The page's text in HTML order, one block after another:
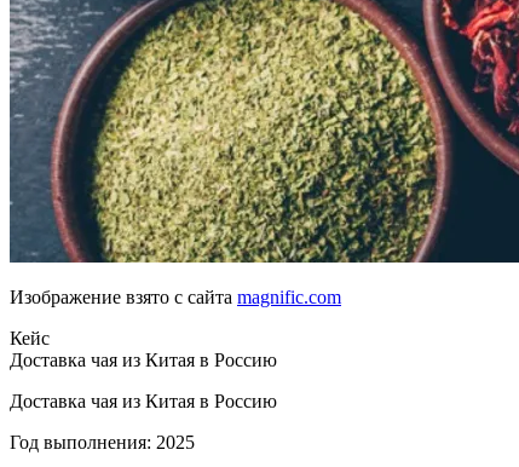
Изображение взято с сайта magnific.com
Кейс
Доставка чая из Китая в Россию
Доставка чая из Китая в Россию
Год выполнения: 2025